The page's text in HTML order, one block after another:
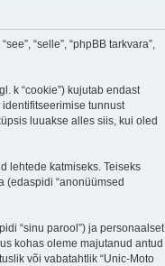
“selle”, “phpBB tarkvara”,
k “cookie”) kujutab endast
tunnust
luuakse alles siis, kui oled
lehtede katmiseks. Teiseks
(edaspidi “anonüümsed
“sinu parool”) ja personaalset,
kohas oleme majutanud antud
või vabatahtlik “Unic-Moto